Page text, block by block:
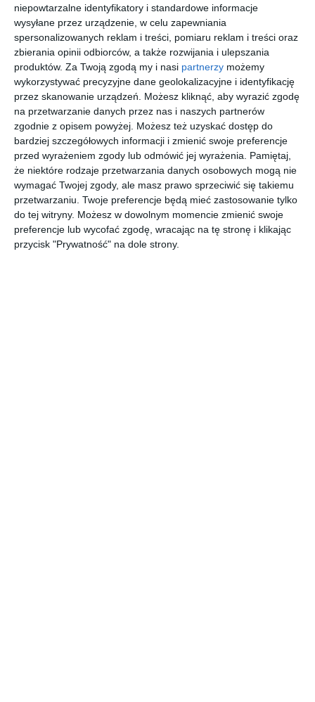
niepowtarzalne identyfikatory i standardowe informacje
wysyłane przez urządzenie, w celu zapewniania
spersonalizowanych reklam i treści, pomiaru reklam i treści oraz
zbierania opinii odbiorców, a także rozwijania i ulepszania
produktów. Za Twoją zgodą my i nasi partnerzy możemy
wykorzystywać precyzyjne dane geolokalizacyjne i identyfikację
przez skanowanie urządzeń. Możesz kliknąć, aby wyrazić zgodę
na przetwarzanie danych przez nas i naszych partnerów
zgodnie z opisem powyżej. Możesz też uzyskać dostęp do
bardziej szczegółowych informacji i zmienić swoje preferencje
przed wyrażeniem zgody lub odmówić jej wyrażenia.
Pamiętaj,
że niektóre rodzaje przetwarzania danych osobowych mogą nie
wymagać Twojej zgody, ale masz prawo sprzeciwić się takiemu
przetwarzaniu. Twoje preferencje będą mieć zastosowanie tylko
do tej witryny. Możesz w dowolnym momencie zmienić swoje
preferencje lub wycofać zgodę, wracając na tę stronę i klikając
przycisk "Prywatność" na dole strony.
INSPIRACJA
Salon z welurowymi
zasłonami
Salon z welurowymi zasłonami w kolorze złotym.